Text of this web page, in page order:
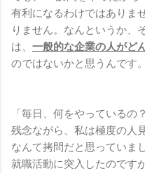
有利になるわけではありま
りません。なんというか、
は、 一般的な企業の人がど
のではないかと思うんです
「毎日、何をやっているの
残念ながら、私は極度の人
なんて拷問だと思っていま
就職活動に突入したのです